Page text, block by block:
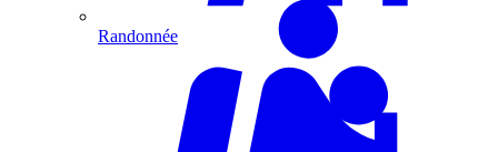
Randonnée